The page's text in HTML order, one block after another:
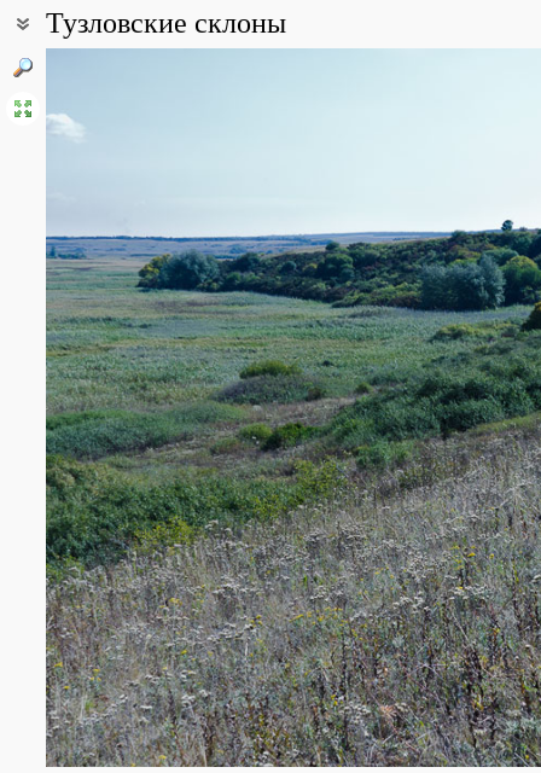
Тузловские склоны
значение имеют степные и лугово-степные разнотравья, и
растительность. Здесь же много родников с зарослями
занимают плакорные участки нетронутой степной целины, где
Здесь встречаются и крупнодерновинные виды ковыля -
узколистный.
Всего в долине р. Тузлова зарегистрировано 375 видов высших
сообществ. В долине реки выявлено 12 видов редких,
охраняемых в Ростовской области: сальвия плавающая, аир
козлятник лекарственный, степной гиацинт и другие, гриб
На территории ПП обитают: прыткая ящерица, обыкновенный и
обыкновенная, болотный лунь, золотистая щурка и береговая
славки, соловей обыкновенный, жаворонки полевой, степной
куница, степной хорек, ласка, заяц-русак. Богато
которых имеются редкие, включенные в Красные книги.
Все фотографии(17) Фото растений и лишайников(53)